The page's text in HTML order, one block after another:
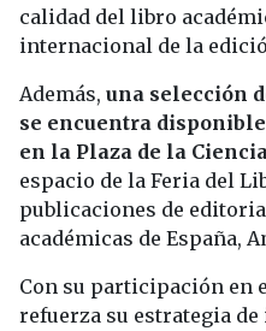
calidad del libro
internacional de la
Además, una selección
se encuentra
en la Plaza de la
espacio de la Feria del
publicaciones de
académicas de España,
Con su participación en
refuerza su estrategia